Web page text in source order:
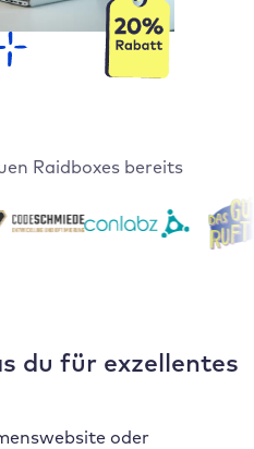
Raidboxes bereits
du für exzellentes
oder